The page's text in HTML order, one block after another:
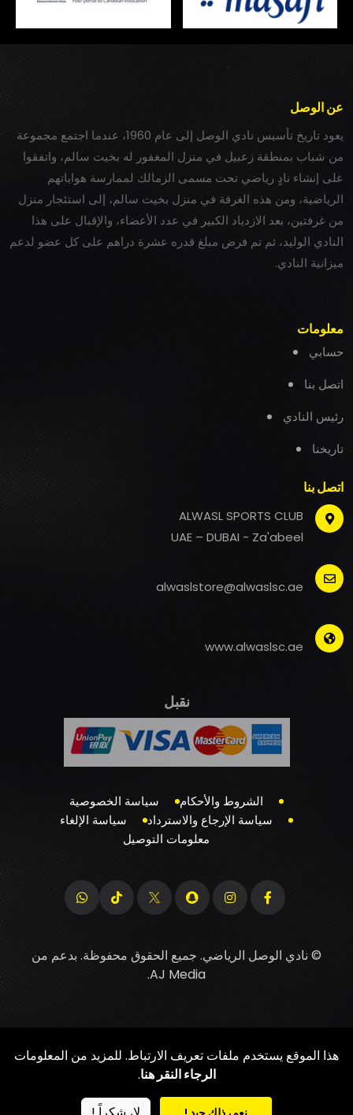
عن الوصل
يعود تاريخ تأسيس نادي الوصل إلى عام 1960، عندما اجتمع مجموعة
من شباب بمنطقة زعبيل في منزل المغفور له بخيت سالم، واتفقوا
على إنشاء نادٍ رياضي تحت مسمى الزمالك لممارسة هواياتهم
الرياضية، ومن هذه الغرفة في منزل بخيت سالم، إلى استئجار منزل
من غرفتين، بعد الازدياد الكبير في عدد الأعضاء، والإقبال على هذا
النادي الوليد، ثم تم فرض مبلغ قدره عشرة دراهم على كل عضو لدعم
ميزانية النادي.
معلومات
حسابي
اتصل بنا
رئيس النادي
تاريخنا
اتصل بنا
ALWASL SPORTS CLUB
UAE – DUBAI - Za'abeel
alwaslstore@alwaslsc.ae
www.alwaslsc.ae
نقبل
الشروط والأحكام
سياسة الخصوصية
سياسة الإرجاع والاسترداد
سياسة الإلغاء
معلومات التوصيل
© نادي الوصل الرياضي. جميع الحقوق محفوظة. بدعم من
AJ Media
.
هذا الموقع يستخدم ملفات تعريف الارتباط. للمزيد من المعلومات
الرجاء النقر هنا.